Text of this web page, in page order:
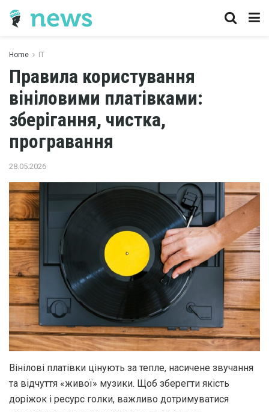
Home IT
Правила користування
вініловими платівками:
зберігання, чистка,
програвання
28.05.2026
Вінілові платівки цінують за тепле, насичене звучання
та відчуття «живої» музики. Щоб зберегти якість
доріжок і ресурс голки, важливо дотримуватися